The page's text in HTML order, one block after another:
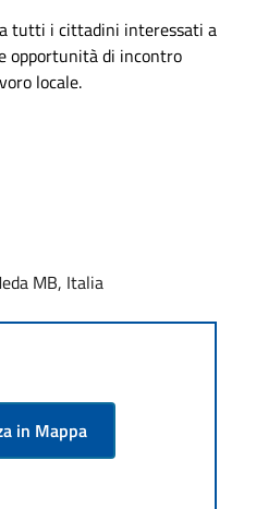
tutti i cittadini interessati a
opportunità di incontro
locale.
MB, Italia
in Mappa